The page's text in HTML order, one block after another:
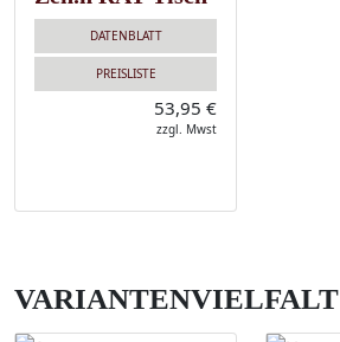
DATENBLATT
PREISLISTE
53,95 €
zzgl. Mwst
VARIANTENVIELFALT